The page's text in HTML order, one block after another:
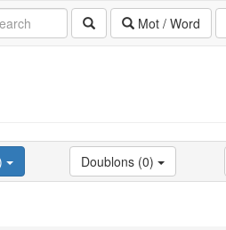
Mot / Word
Doublons (0)